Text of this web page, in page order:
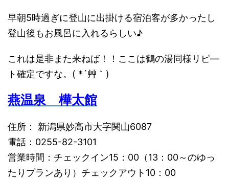
早朝5時過ぎに登山に出掛ける宿泊客が多かったし
登山後もお風呂に入れるらしい♪
これは是非また来ねば！！ここは鶴の湯同様リピ―
ト確定ですな。( *´艸｀)
燕温泉 樺太館
住所： 新潟県妙高市大字関山6087
電話：0255-82-3101
営業時間：チェックイン15：00（13：00～のゆっ
たりプランあり）チェックアウト10：00